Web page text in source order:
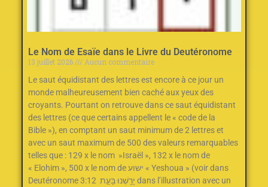
Le Nom de Esaïe dans le Livre du Deutéronome
13 juillet 2026
Aucun commentaire
Le saut équidistant des lettres est encore à ce jour un
monde malheureusement bien caché aux yeux des
croyants. Pourtant on retrouve dans ce saut équidistant
des lettres (ce que certains appellent le « code de la
Bible »), en comptant un saut minimum de 2‭ ‬lettres et
avec un saut maximum de 500‭ des valeurs remarquables
telles que : ‬129‭ ‬x le nom‭ ‬ »Israël »‭, ‬132‭ ‬x le nom de
« Elohim »‭, ‬500‭ ‬x le nom de ישוע « Yeshoua » (voir dans
Deutéronome 3:12 יָרַ֖שְׁנוּ בָּעֵ֣ת dans l’illustration avec un